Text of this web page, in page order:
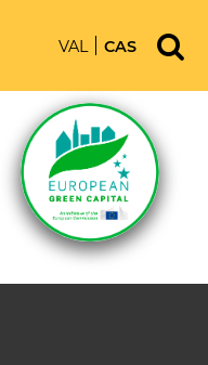
VAL CAS